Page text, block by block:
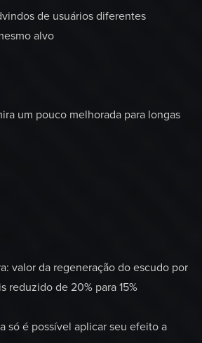
de usuários diferentes
alvo
um pouco melhorada para longas
valor da regeneração do escudo por
reduzido de 20% para 15%
só é possível aplicar seu efeito a